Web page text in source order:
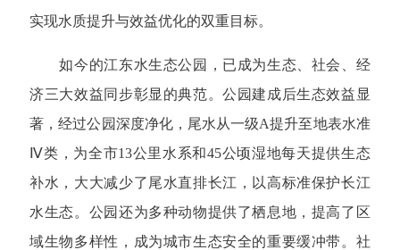
实现水质提升与效益优化的双重目标。
如今的江东水生态公园，已成为生态、社会、经
济三大效益同步彰显的典范。公园建成后生态效益显
著，经过公园深度净化，尾水从一级A提升至地表水准
Ⅳ类，为全市13公里水系和45公顷湿地每天提供生态
补水，大大减少了尾水直排长江，以高标准保护长江
水生态。公园还为多种动物提供了栖息地，提高了区
域生物多样性，成为城市生态安全的重要缓冲带。社